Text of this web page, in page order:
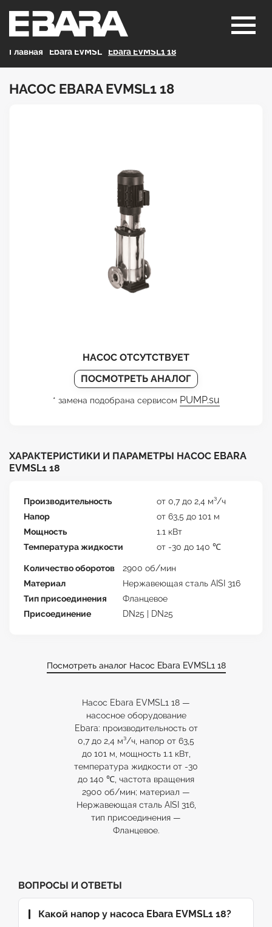
Главная Ebara EVMSL Ebara EVMSL1 18
НАСОС EBARA EVMSL1 18
НАСОС ОТСУТСТВУЕТ
ПОСМОТРЕТЬ АНАЛОГ
* замена подобрана сервисом PUMP.su
ХАРАКТЕРИСТИКИ И ПАРАМЕТРЫ НАСОС EBARA
EVMSL1 18
Производительность
от 0,7 до 2,4 м³/ч
Напор
от 63,5 до 101 м
Мощность
1.1 кВт
Температура жидкости
от -30 до 140 ℃
Количество оборотов
2900 об/мин
Материал
Нержавеющая сталь AISI 316
Тип присоединения
Фланцевое
Присоединение
DN25 | DN25
Посмотреть аналог Насос Ebara EVMSL1 18
Насос Ebara EVMSL1 18 —
насосное оборудование
Ebara: производительность от
0,7 до 2,4 м³/ч, напор от 63,5
до 101 м, мощность 1.1 кВт,
температура жидкости от -30
до 140 ℃, частота вращения
2900 об/мин; материал —
Нержавеющая сталь AISI 316,
тип присоединения —
Фланцевое.
ВОПРОСЫ И ОТВЕТЫ
Какой напор у насоса Ebara EVMSL1 18?